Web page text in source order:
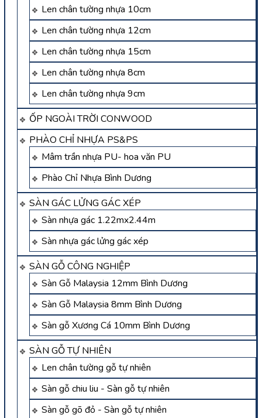
Len chân tường nhựa 10cm
Len chân tường nhựa 12cm
Len chân tường nhựa 15cm
Len chân tường nhựa 8cm
Len chân tường nhựa 9cm
ỐP NGOÀI TRỜI CONWOOD
PHÀO CHỈ NHỰA PS&PS
Mâm trần nhựa PU- hoa văn PU
Phào Chỉ Nhựa Bình Dương
SÀN GÁC LỬNG GÁC XÉP
Sàn nhựa gác 1.22mx2.44m
Sàn nhựa gác lửng gác xép
SÀN GỖ CÔNG NGHIỆP
Sàn Gỗ Malaysia 12mm Bình Dương
Sàn Gỗ Malaysia 8mm Bình Dương
Sàn gỗ Xương Cá 10mm Bình Dương
SÀN GỖ TỰ NHIÊN
Len chân tường gỗ tự nhiên
Sàn gỗ chiu liu - Sàn gỗ tự nhiên
Sàn gỗ gõ đỏ - Sàn gỗ tự nhiên